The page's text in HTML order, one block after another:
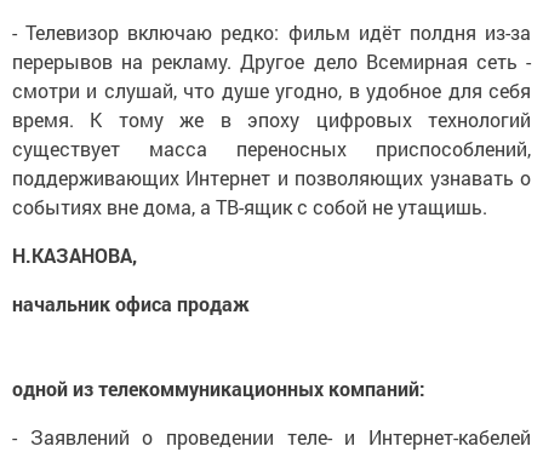
- Телевизор включаю редко: фильм идёт полдня из-за
перерывов на рекламу. Другое дело Всемирная сеть -
смотри и слушай, что душе угодно, в удобное для себя
время. К тому же в эпоху цифровых технологий
существует масса переносных приспособлений,
поддерживающих Интернет и позволяющих узнавать о
событиях вне дома, а ТВ-ящик с собой не утащишь.
Н.КАЗАНОВА,
начальник офиса продаж
одной из телекоммуникационных компаний:
- Заявлений о проведении теле- и Интернет-кабелей